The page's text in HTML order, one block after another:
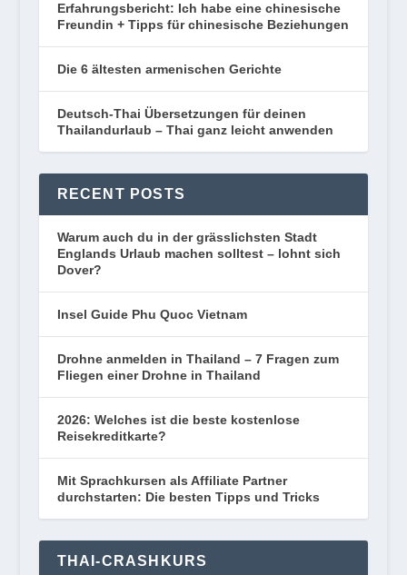
Erfahrungsbericht: Ich habe eine chinesische
Freundin + Tipps für chinesische Beziehungen
Die 6 ältesten armenischen Gerichte
Deutsch-Thai Übersetzungen für deinen
Thailandurlaub – Thai ganz leicht anwenden
RECENT POSTS
Warum auch du in der grässlichsten Stadt
Englands Urlaub machen solltest – lohnt sich
Dover?
Insel Guide Phu Quoc Vietnam
Drohne anmelden in Thailand – 7 Fragen zum
Fliegen einer Drohne in Thailand
2026: Welches ist die beste kostenlose
Reisekreditkarte?
Mit Sprachkursen als Affiliate Partner
durchstarten: Die besten Tipps und Tricks
THAI-CRASHKURS